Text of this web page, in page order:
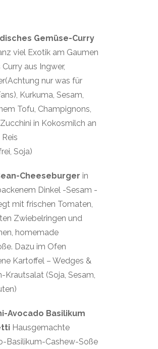
Gemüse-Curry
viel Exotik am Gaumen
Curry aus Ingwer,
nur was für
Kurkuma, Sesam,
Tofu, Champignons,
in Kokosmilch an
Soja)
Cheeseburger in
Dinkel -Sesam -
mit frischen Tomaten,
Zwiebelringen und
homemade
Dazu im Ofen
Kartoffel – Wedges &
Krautsalat (Soja, Sesam,
Avocado Basilikum
Hausgemachte
Basilikum-Cashew-Soße